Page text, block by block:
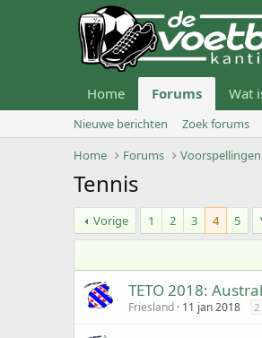
Home Forums Wat
Nieuwe berichten
Zoek forums
Home
Forums Voorspellingen
Tennis
Vorige 1 2 3 4 5
TETO 2018:
Friesland 11 jan 2018 2